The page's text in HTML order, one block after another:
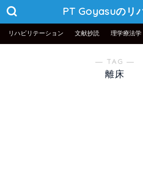
PT Goyasuのリ
リハビリテーション 文献抄読 理学療法学
― TAG ―
離床